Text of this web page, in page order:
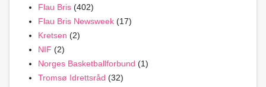
Flau Bris (402)
Flau Bris Newsweek (17)
Kretsen (2)
NIF (2)
Norges Basketballforbund (1)
Tromsø Idrettsråd (32)